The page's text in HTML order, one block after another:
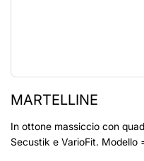
MARTELLINE
In ottone massiccio con
Secustik e VarioFit. Modello